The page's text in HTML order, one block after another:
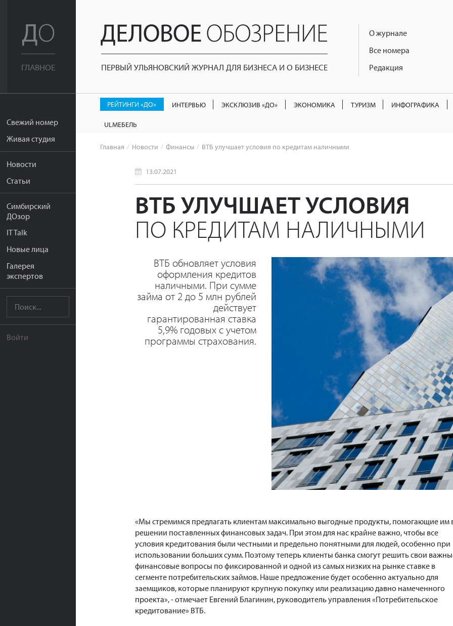
ГЛАВНОЕ
Свежий номер
Живая студия
Новости
Статьи
Симбирский
ДОзор
IT Talk
Новые лица
Галерея
экспертов
Войти
ПЕРВЫЙ УЛЬЯНОВСКИЙ ЖУРНАЛ ДЛЯ БИЗНЕСА И О БИЗНЕСЕ
О журнале
Все номера
Редакция
РЕЙТИНГИ «ДО» ИНТЕРВЬЮ ЭКСКЛЮЗИВ «ДО» ЭКОНОМИКА ТУРИЗМ ИНФОГРАФИКА
ULМЕБЕЛЬ
Главная Новости Финансы ВТБ улучшает условия по кредитам наличными
13.07.2021
ВТБ УЛУЧШАЕТ УСЛОВИЯ
ПО КРЕДИТАМ НАЛИЧНЫМИ
ВТБ обновляет условия
оформления кредитов
наличными. При сумме
займа от 2 до 5 млн рублей
действует
гарантированная ставка
5,9% годовых с учетом
программы страхования.
«Мы стремимся предлагать клиентам максимально выгодные продукты, помогающие им
решении поставленных финансовых задач. При этом для нас крайне важно, чтобы все
условия кредитования были честными и предельно понятными для людей, особенно при
использовании больших сумм. Поэтому теперь клиенты банка смогут решить свои
финансовые вопросы по фиксированной и одной из самых низких на рынке ставке в
сегменте потребительских займов. Наше предложение будет особенно актуально для
заемщиков, которые планируют крупную покупку или реализацию давно намеченного
проекта», - отмечает Евгений Благинин, руководитель управления «Потребительское
кредитование» ВТБ.